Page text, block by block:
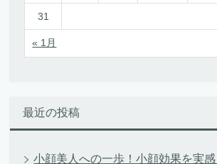
« 1月
31
最近の投稿
小顔美人への一歩！小顔効果を実感